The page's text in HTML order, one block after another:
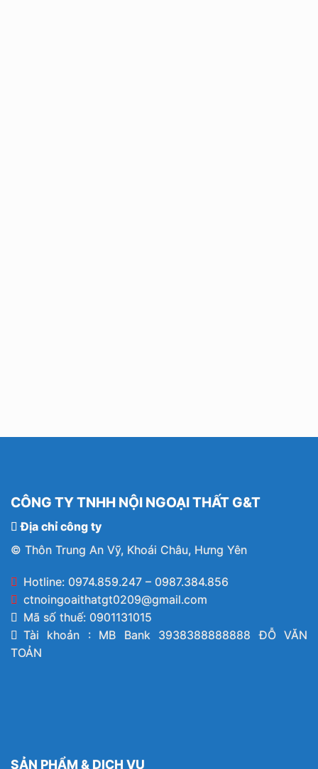
CÔNG TY TNHH NỘI NGOẠI THẤT G&T
Địa chỉ công ty
© Thôn Trung An Vỹ, Khoái Châu, Hưng Yên
Hotline: 0974.859.247 – 0987.384.856
ctnoingoaithatgt0209@gmail.com
Mã số thuế: 0901131015
Tài khoản : MB Bank 3938388888888 ĐỖ VĂN
TOẢN
SẢN PHẨM & DỊCH VỤ